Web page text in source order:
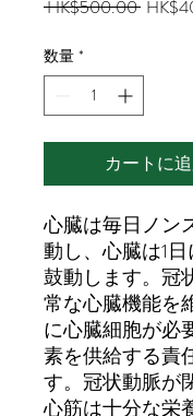
HK$500.00 通
格
数量 *
カートに
心臓は毎日ノン
動し、心臓は1
鼓動します。冠
常な心臓機能を
に心臓細胞が必
素を供給する責
す。冠状動脈が
心筋は十分な栄